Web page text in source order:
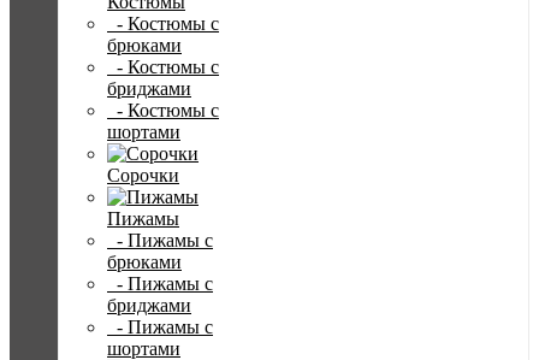
- Костюмы с
брюками
- Костюмы с
бриджами
- Костюмы с
шортами
Сорочки
Пижамы
- Пижамы с
брюками
- Пижамы с
бриджами
- Пижамы с
шортами